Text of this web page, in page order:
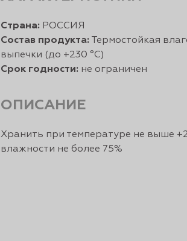
ОПИСАНИЕ
Хранить при температуре не выше
влажности не более 75%
Страна: РОССИЯ
Состав продукта: Термостойкая
выпечки (до +230 °С)
Срок годности: не ограничен